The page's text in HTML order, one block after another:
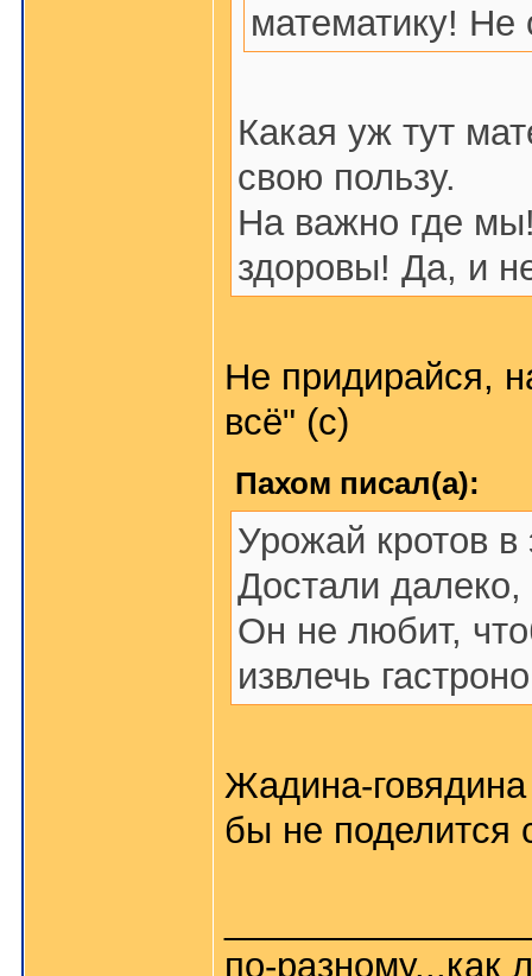
математику!
Какая уж тут
свою пользу.
На важно где
здоровы! Да, и
Не придирайся,
всё" (с)
Пахом писал(а):
Урожай кротов
Достали
Он не любит,
извлечь
Жадина-
бы не поделится
по-разному...как